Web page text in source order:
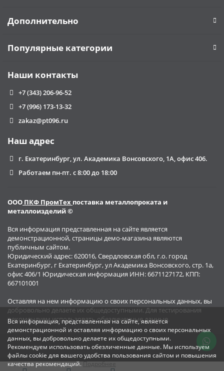
Вся информация, представленная на сайте, является
демонстрационной и оставляя информацию о своих персональных
данных, вы добровольно делаете их общедоступными.
Рекомендуем использовать обезличенные данные. Мы используем
файлы cookie для вашего удобства пользования сайтом и повышения
качества рекомендаций.Подробнее
Дополнительно
Популярные категории
Наши контакты
+7 (343) 206-96-52
+7 (996) 173-13-32
zakaz@pt096.ru
Наш адрес
г. Екатеринбург, ул. Академика Вонсовского, 1А, офис 406.
Работаем пн-пт. с 8:00 до 18:00
ООО ПКФ ПромТех поставка металлопроката и
металлоизделий ©
Вся информация представленная на сайте является
демонстрационной, страницы демо-магазина являются
публичным сайтом.
Юридический адрес: 620016, Свердловская обл, г.о. город
Екатеринбург, г Екатеринбург, ул Академика Вонсовского, стр. 1а,
офис 406/1 Юридическая информация ИНН: 6671127172, КПП:
667101001
Оставляя на нем информацию о своих персональных данных, вы
добровольно делаете их общедоступными. Для тестирования
рекомендуем использовать обезличенные данные.